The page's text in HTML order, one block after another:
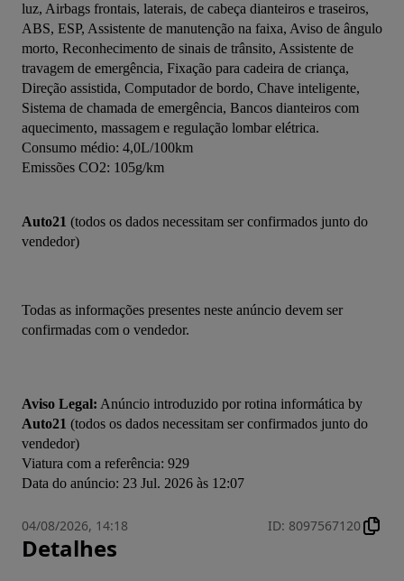
luz, Airbags frontais, laterais, de cabeça dianteiros e traseiros,
ABS, ESP, Assistente de manutenção na faixa, Aviso de ângulo
morto, Reconhecimento de sinais de trânsito, Assistente de
travagem de emergência, Fixação para cadeira de criança,
Direção assistida, Computador de bordo, Chave inteligente,
Sistema de chamada de emergência, Bancos dianteiros com
aquecimento, massagem e regulação lombar elétrica.
Consumo médio: 4,0L/100km
Emissões CO2: 105g/km
Auto21 (todos os dados necessitam ser confirmados junto do
vendedor)
Todas as informações presentes neste anúncio devem ser
confirmadas com o vendedor.
Aviso Legal:
Auto21 (todos os dados necessitam ser confirmados junto do
vendedor)
Viatura com a referência: 929
Data do anúncio: 23 Jul. 2026 às 12:07
04/08/2026, 14:18 ID: 8097567120
Detalhes